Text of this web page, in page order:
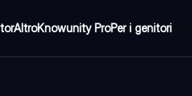
AltroKnowunity ProPer i genitori